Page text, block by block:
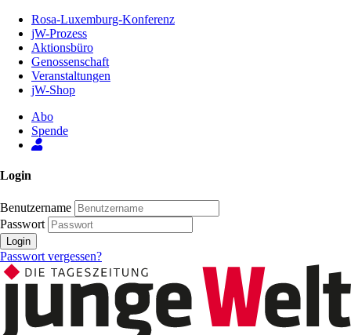
Inhalt
Seite
Rosa-Luxemburg-Konferenz
jW-Prozess
Aktionsbüro
Genossenschaft
Veranstaltungen
jW-Shop
Abo
Spende
Login
Benutzername
Passwort
Login
Passwort vergessen?